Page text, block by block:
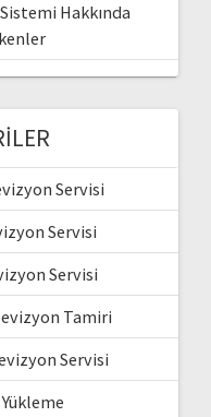
Hakkında
Servisi
Servisi
Servisi
Tamiri
Servisi